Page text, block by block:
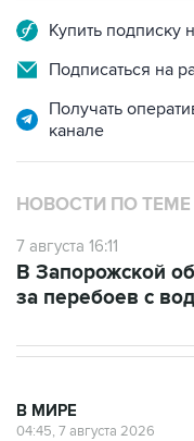
Купить подписку
Подписаться на
Получать
канале
НОВОСТИ ПО ТЕМЕ
7 августа 16:11
В Запорожской
за перебоев с
В МИРЕ
04:45, 7 августа 2026